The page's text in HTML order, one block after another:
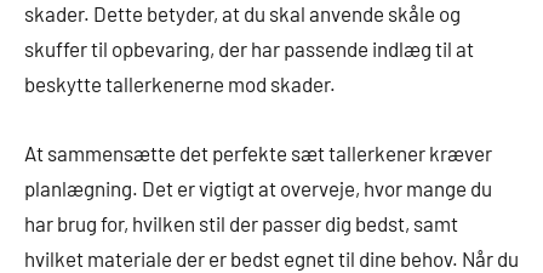
skader. Dette betyder, at du skal anvende skåle og
skuffer til opbevaring, der har passende indlæg til at
beskytte tallerkenerne mod skader.
At sammensætte det perfekte sæt tallerkener kræver
planlægning. Det er vigtigt at overveje, hvor mange du
har brug for, hvilken stil der passer dig bedst, samt
hvilket materiale der er bedst egnet til dine behov. Når du